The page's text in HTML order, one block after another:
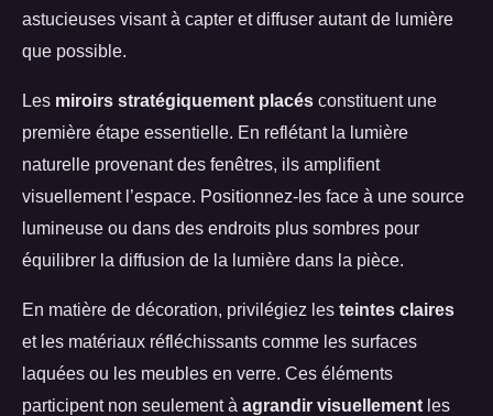
astucieuses visant à capter et diffuser autant de lumière
que possible.
Les miroirs stratégiquement placés constituent une
première étape essentielle. En reflétant la lumière
naturelle provenant des fenêtres, ils amplifient
visuellement l’espace. Positionnez-les face à une source
lumineuse ou dans des endroits plus sombres pour
équilibrer la diffusion de la lumière dans la pièce.
En matière de décoration, privilégiez les teintes claires
et les matériaux réfléchissants comme les surfaces
laquées ou les meubles en verre. Ces éléments
participent non seulement à agrandir visuellement les